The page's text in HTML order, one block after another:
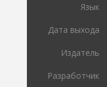
Язык
Дата выхода
Издатель
Разработчик